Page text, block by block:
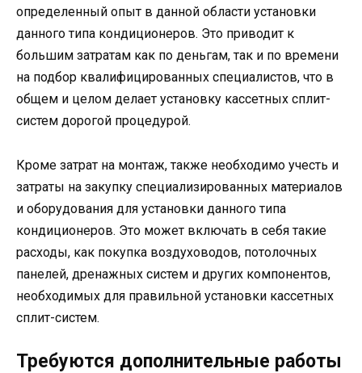
определенный опыт в данной области установки
данного типа кондиционеров. Это приводит к
большим затратам как по деньгам, так и по времени
на подбор квалифицированных специалистов, что в
общем и целом делает установку кассетных сплит-
систем дорогой процедурой.
Кроме затрат на монтаж, также необходимо учесть и
затраты на закупку специализированных материалов
и оборудования для установки данного типа
кондиционеров. Это может включать в себя такие
расходы, как покупка воздуховодов, потолочных
панелей, дренажных систем и других компонентов,
необходимых для правильной установки кассетных
сплит-систем.
Требуются дополнительные работы